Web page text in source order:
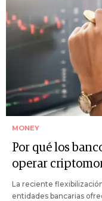
MONEY
Por qué los
operar
La reciente
entidades bancarias